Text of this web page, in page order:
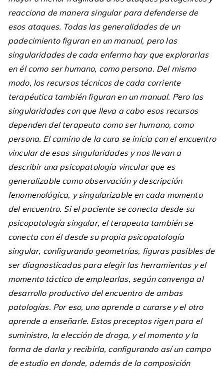
reacciona de manera singular para defenderse de
esos ataques. Todas las generalidades de un
padecimiento figuran en un manual, pero las
singularidades de cada enfermo hay que explorarlas
en él como ser humano, como persona. Del mismo
modo, los recursos técnicos de cada corriente
terapéutica también figuran en un manual. Pero las
singularidades con que lleva a cabo esos recursos
dependen del terapeuta como ser humano, como
persona. El camino de la cura se inicia con el encuentro
vincular de esas singularidades y nos llevan a
describir una psicopatología vincular que es
generalizable como observación y descripción
fenomenológica, y singularizable en cada momento
del encuentro. Si el paciente se conecta desde su
psicopatología singular, el terapeuta también se
conecta con él desde su propia psicopatología
singular, configurando geometrías, figuras pasibles de
ser diagnosticadas para elegir las herramientas y el
momento táctico de emplearlas, según convenga al
desarrollo productivo del encuentro de ambas
patologías. Por eso, uno aprende a curarse y el otro
aprende a enseñarle. Estos preceptos rigen para el
suministro, la elección de droga, y el momento y la
forma de darla y recibirla, configurando así un campo
de estudio en donde, además de la composición